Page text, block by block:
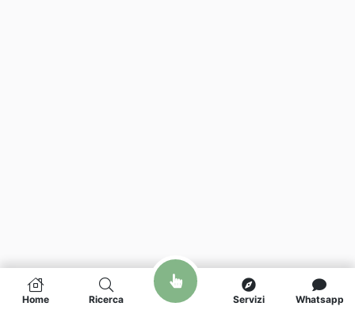
Home Ricerca Servizi Whatsapp